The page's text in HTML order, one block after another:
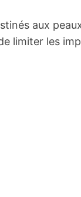
aux
limiter les